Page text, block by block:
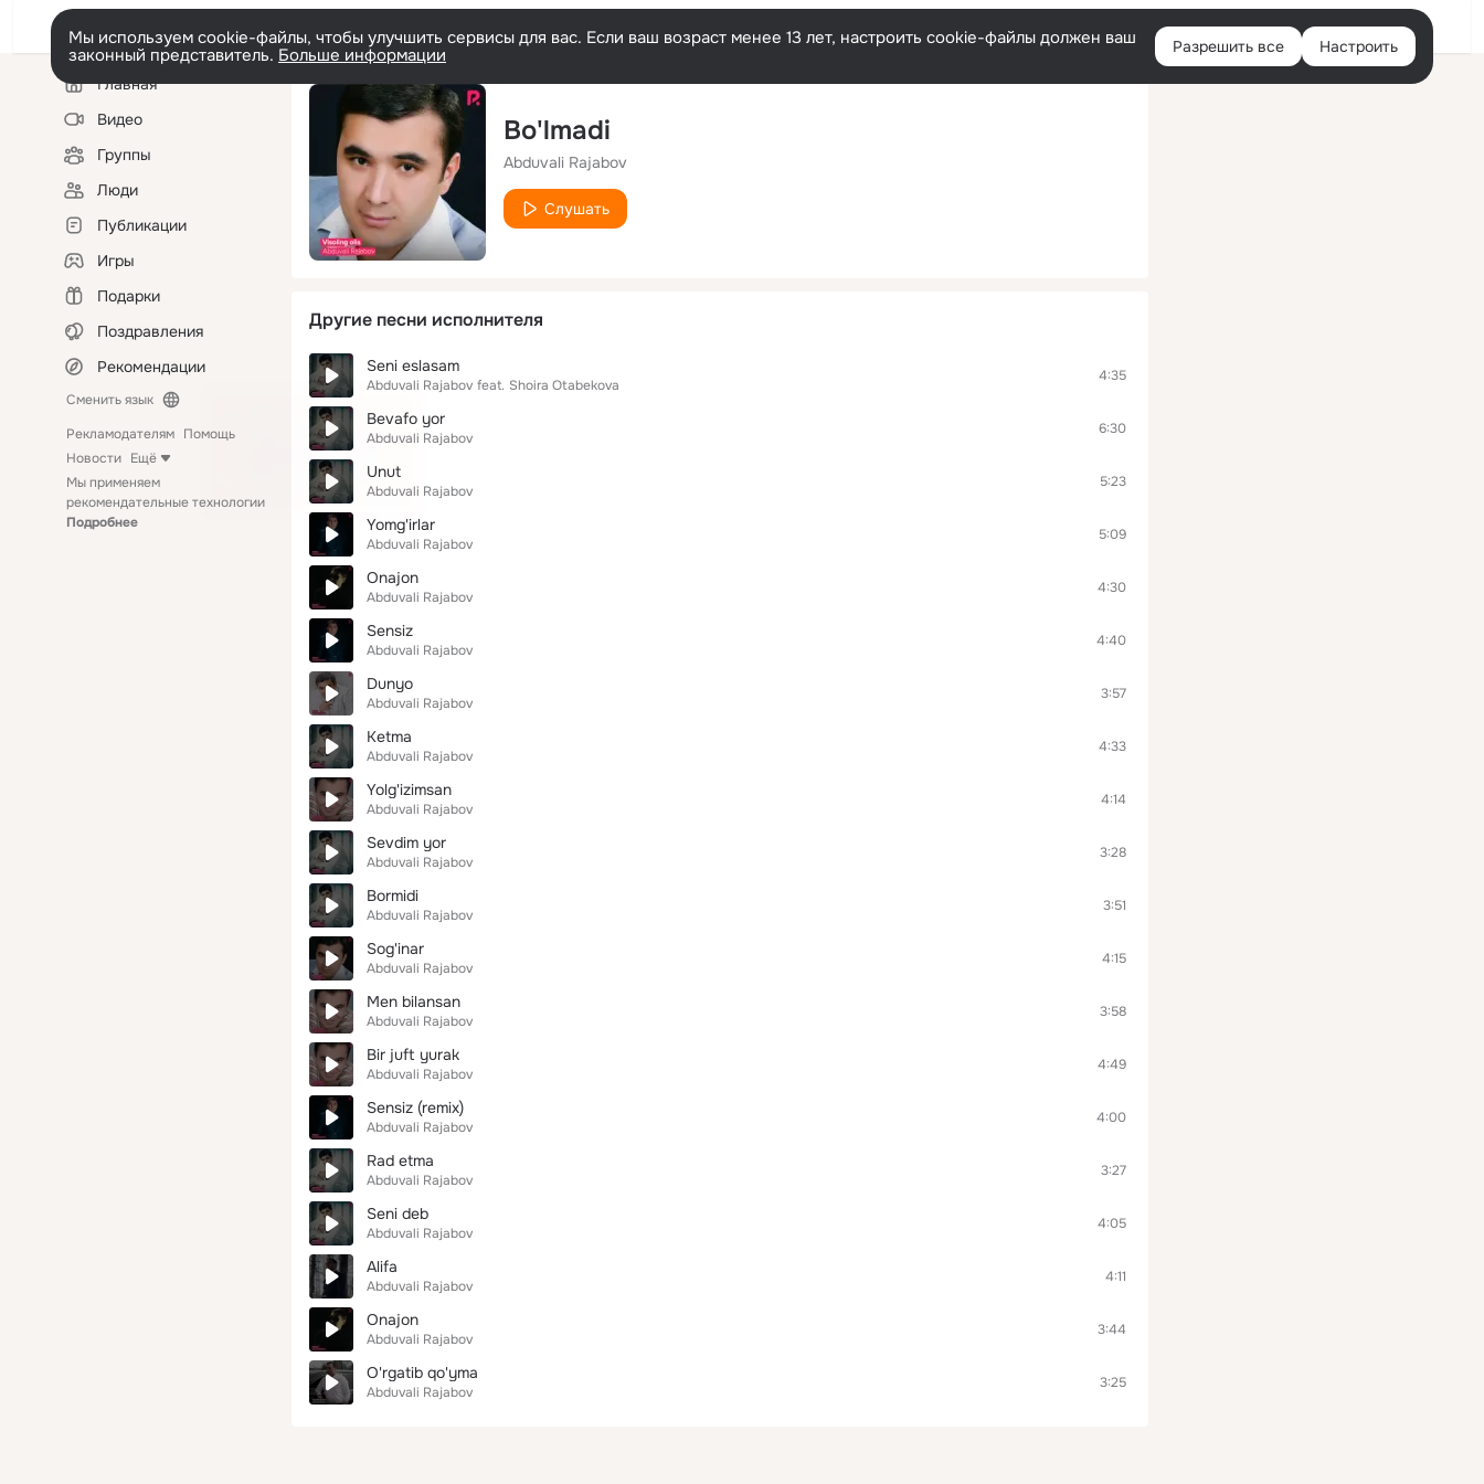
Войти
Мы используем cookie-файлы, чтобы улучшить сервисы для вас. Если ваш возраст менее 13 лет, настроить cookie-файлы должен ваш
законный представитель. Больше информации Разрешить все Настроить
Левая
колонкаГлавная
Видео
Группы
Люди
Публикации
Игры
Подарки
Поздравления
Рекомендации
Сменить язык
Рекламодателям Помощь
Новости Ещё
Мы применяем
рекомендательные технологии
Подробнее
Bo'lmadi
Abduvali Rajabov
Слушать
Другие песни исполнителя
Seni eslasam
Abduvali Rajabov feat. Shoira Otabekova
4:35
Bevafo yor
Abduvali Rajabov
6:30
Unut
Abduvali Rajabov
5:23
Yomg'irlar
Abduvali Rajabov
5:09
Onajon
Abduvali Rajabov
4:30
Sensiz
Abduvali Rajabov
4:40
Dunyo
Abduvali Rajabov
3:57
Ketma
Abduvali Rajabov
4:33
Yolg'izimsan
Abduvali Rajabov
4:14
Sevdim yor
Abduvali Rajabov
3:28
Bormidi
Abduvali Rajabov
3:51
Sog'inar
Abduvali Rajabov
4:15
Men bilansan
Abduvali Rajabov
3:58
Bir juft yurak
Abduvali Rajabov
4:49
Sensiz (remix)
Abduvali Rajabov
4:00
Rad etma
Abduvali Rajabov
3:27
Seni deb
Abduvali Rajabov
4:05
Alifa
Abduvali Rajabov
4:11
Onajon
Abduvali Rajabov
3:44
O'rgatib qo'yma
Abduvali Rajabov
3:25